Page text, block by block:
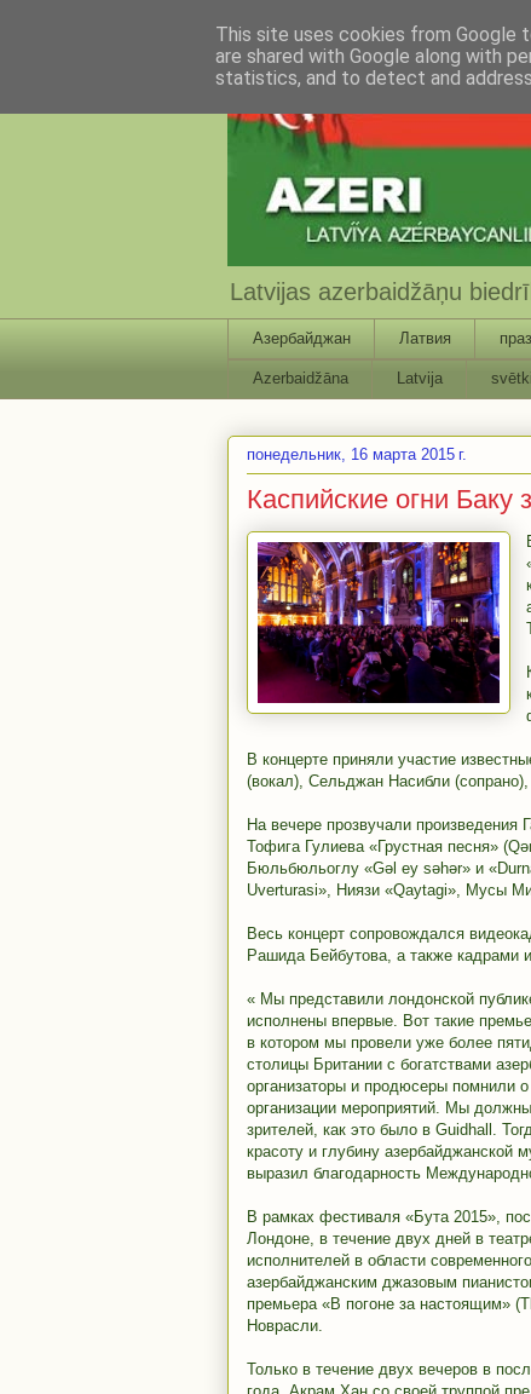
Latvijas azerbaidžāņu
Азербайджан Латвия
Azerbaidžāna Latvija svētki
понедельник, 16 марта 2015 г.
Каспийские огни Баку
В концерте приняли участие
(вокал), Сельджан Насибли
На вечере прозвучали произведения
Тофига Гулиева «Грустная песня»
Бюльбюльоглу «Gəl ey səhər» и
Uverturasi», Ниязи «Qaytagi», Мусы
Весь концерт сопровождался
Рашида Бейбутова, а также кадрами
« Мы представили лондонской
исполнены впервые. Вот такие
в котором мы провели уже более
столицы Британии с богатствами
организаторы и продюсеры помнили
организации мероприятий. Мы
зрителей, как это было в Guidhall.
красоту и глубину азербайджанской
выразил благодарность
В рамках фестиваля «Бута 2015»,
Лондоне, в течение двух дней в
исполнителей в области
азербайджанским джазовым
премьера «В погоне за настоящим»
Новрасли.
Только в течение двух вечеров в
This site uses cookies from Google
are shared with Google along with
statistics, and to detect and